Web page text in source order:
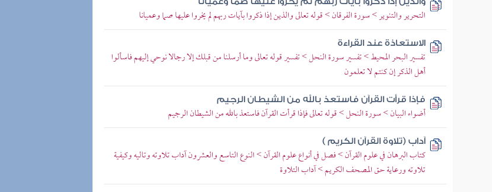
التحرير والتنوير > سورة الفرقان > قوله تعالى والذين إذا ذكروا بآيات ربهم لم يخروا عليها صما وعميانا
الاستعاذة عند القراءة
تفسير البحر المحيط > تفسير سورة النحل > تفسير قوله تعالى وما أرسلنا من قبلك إلا رجالا نوحي إليهم فاسألوا
أهل الذكر إن كنتم لا تعلمون
فإذا قرأت القرآن فاستعذ بالله من الشيطان الرجيم
أضواء البيان > سورة النحل > قوله تعالى فإذا قرأت القرآن فاستعذ بالله من الشيطان الرجيم
آداب (تلاوة القرآن الكريم )
كتاب البرهان في علوم القرآن > فصل في أنواع علوم القرآن > النوع التاسع والعشرون آداب تلاوته وتاليه وكيفية
تلاوته ورعاية حق المصحف الكريم > آداب التلاوة